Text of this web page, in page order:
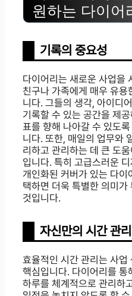
원하는 다이어
기록의 중요성
다이어리는 새로운 사업을
친구나 가족에게 매우 유용
니다. 그들의 생각, 아이디
기록할 수 있는 공간을 제
표를 향해 나아갈 수 있도
니다. 또한, 매일의 업무와
리하고 관리하는 데 큰 도움
입니다. 특히 고급스러운
개인화된 커버가 있는 다이
택하면 더욱 특별한 의미가
것입니다.
자신만의 시간 관리
효율적인 시간 관리는 사업
핵심입니다. 다이어리를 통
하루를 체계적으로 관리하